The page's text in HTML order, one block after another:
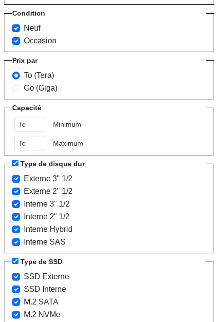
Condition
Neuf
Occasion
Prix par
To (Tera)
Go (Giga)
Capacité
Minimum
Maximum
Type de disque dur
Externe 3" 1/2
Externe 2" 1/2
Interne 3" 1/2
Interne 2" 1/2
Interne Hybrid
Interne SAS
Type de SSD
SSD Externe
SSD Interne
M.2 SATA
M.2 NVMe